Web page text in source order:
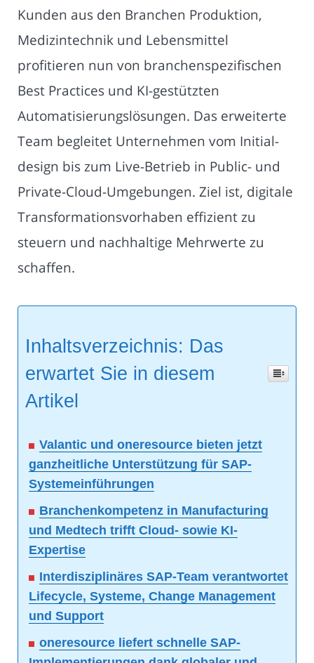
Kunden aus den Branchen Produktion,
Medizintechnik und Lebensmittel
profitieren nun von branchen­spezifischen
Best Practices und KI-gestützten
Automatisierungslösungen. Das erweiterte
Team begleitet Unternehmen vom Initial­
design bis zum Live-Betrieb in Public- und
Private-Cloud-Umgebungen. Ziel ist, digitale
Transformationsvorhaben effizient zu
steuern und nachhaltige Mehrwerte zu
schaffen.
Inhaltsverzeichnis: Das
erwartet Sie in diesem
Artikel
Valantic und oneresource bieten jetzt
ganzheitliche Unterstützung für SAP-
Systemeinführungen
Branchenkompetenz in Manufacturing
und Medtech trifft Cloud- sowie KI-
Expertise
Interdisziplinäres SAP-Team verantwortet
Lifecycle, Systeme, Change Management
und Support
oneresource liefert schnelle SAP-